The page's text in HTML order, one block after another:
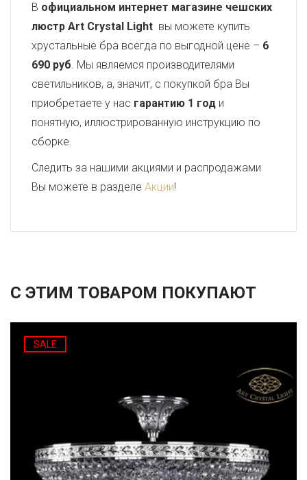
В официальном интернет магазине чешских
люстр Art Crystal Light вы можете купить
хрустальные бра всегда по выгодной цене – 6
690 руб. Мы являемся производителями
светильников, а, значит, с покупкой бра Вы
приобретаете у нас гарантию 1 год и
понятную, иллюстрированную инструкцию по
сборке.
Следить за нашими акциями и распродажами
Вы можете в разделе Акции!
С ЭТИМ ТОВАРОМ ПОКУПАЮТ
SALE